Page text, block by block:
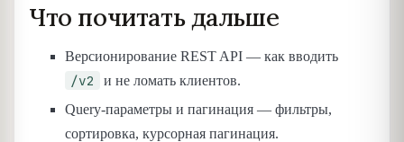
Что почитать дальше
Версионирование REST API — как вводить
/v2
и не ломать клиентов.
Query-параметры и пагинация — фильтры,
сортировка, курсорная пагинация.